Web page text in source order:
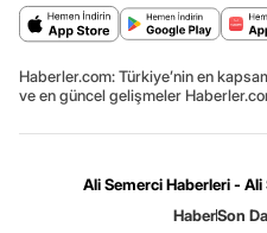
Haberler.com: Türkiye’nin en
ve en güncel gelişmeler
Ali Semerci Haberleri -
HaberSon